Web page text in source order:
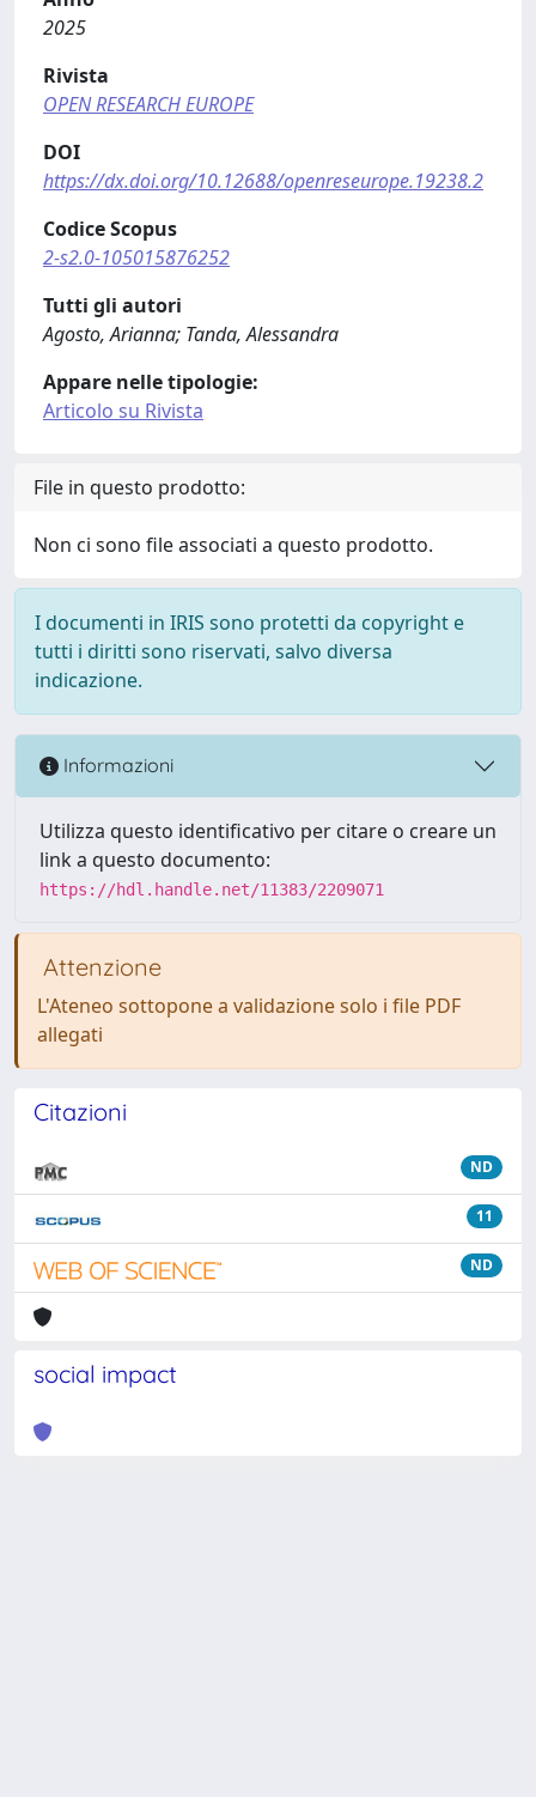
2025
Rivista
OPEN RESEARCH EUROPE
DOI
https://dx.doi.org/10.12688/openreseurope.19238.2
Codice Scopus
2-s2.0-105015876252
Tutti gli autori
Agosto, Arianna; Tanda, Alessandra
Appare nelle tipologie:
Articolo su Rivista
File in questo prodotto:
Non ci sono file associati a questo prodotto.
I documenti in IRIS sono protetti da copyright e
tutti i diritti sono riservati, salvo diversa
indicazione.
Informazioni
Utilizza questo identificativo per citare o creare un
link a questo documento:
https://hdl.handle.net/11383/2209071
Attenzione
L'Ateneo sottopone a validazione solo i file PDF
allegati
Citazioni
ND
11
ND
social impact